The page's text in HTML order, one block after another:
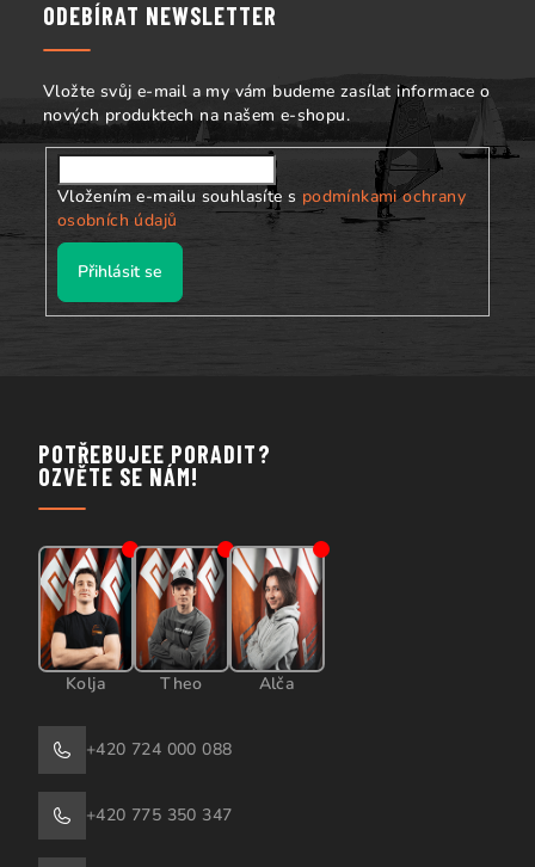
ODEBÍRAT NEWSLETTER
Vložte svůj e-mail a my vám budeme zasílat informace o
nových produktech na našem e-shopu.
Vložením e-mailu souhlasíte s podmínkami ochrany
osobních údajů
Přihlásit se
POTŘEBUJEE PORADIT?
OZVĚTE SE NÁM!
Kolja Theo Alča
+420 724 000 088
+420 775 350 347